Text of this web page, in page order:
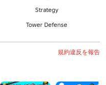
Strategy
Tower Defense
規約違反を報告